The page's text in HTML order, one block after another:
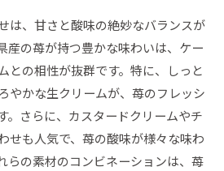
は、甘さと酸味の絶妙なバランスが
産の苺が持つ豊かな味わいは、ケー
との相性が抜群です。特に、しっと
やかな生クリームが、苺のフレッシ
。さらに、カスタードクリームやチ
せも人気で、苺の酸味が様々な味わ
らの素材のコンビネーションは、苺